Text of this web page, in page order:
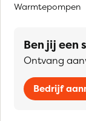
Warmtepompen
Ben jij een
Ontvang
Bedrijf